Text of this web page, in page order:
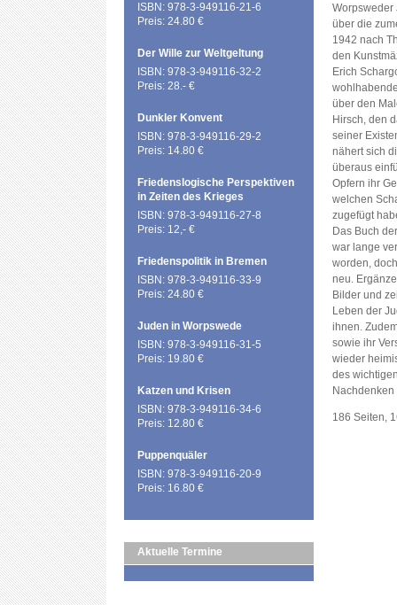
ISBN: 978-3-949116-21-6
Preis: 24.80 €
Der Wille zur Weltgeltung
ISBN: 978-3-949116-32-2
Preis: 28.- €
Dunkler Konvent
ISBN: 978-3-949116-29-2
Preis: 14.80 €
Friedenslogische Perspektiven
in Zeiten des Krieges
ISBN: 978-3-949116-27-8
Preis: 12,- €
Friedenspolitik in Bremen
ISBN: 978-3-949116-33-9
Preis: 24.80 €
Juden in Worpswede
ISBN: 978-3-949116-31-5
Preis: 19.80 €
Katzen und Krisen
ISBN: 978-3-949116-34-6
Preis: 12.80 €
Puppenquäler
ISBN: 978-3-949116-20-9
Preis: 16.80 €
Aktuelle Termine
Worpsweder
über die
1942 nach
den
Erich
über den
Hirsch, den
seiner
nähert sich
überaus
Opfern ihr
welchen
zugefügt
Das Buch
war lange
worden,
neu.
Bilder und
Leben der
ihnen.
sowie ihr
wieder
des
186 Seiten,